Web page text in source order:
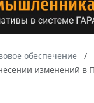
обеспечение
изменений